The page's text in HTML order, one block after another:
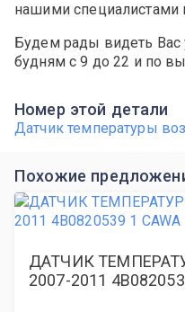
нашими специалистами
Будем рады видеть
будням с 9 до 22 и по
Номер этой детали
Датчик температуры
Похожие
ДАТЧИК
2007-2011